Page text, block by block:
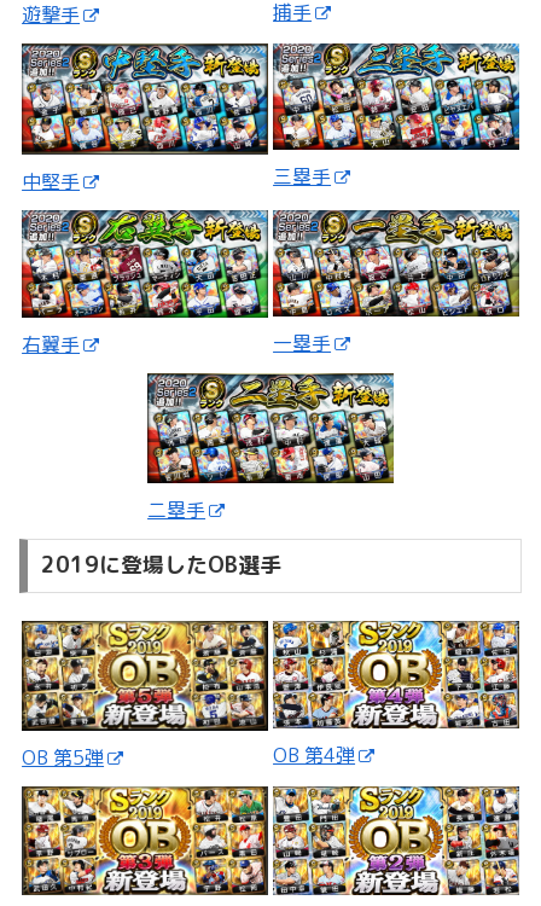
遊撃手 捕手
中堅手 三塁手
右翼手 一塁手
二塁手
2019に登場したOB選手
OB 第5弾 OB 第4弾